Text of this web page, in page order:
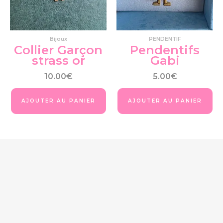
Bijoux
Collier Garçon
strass or
10.00€
AJOUTER AU PANIER
PENDENTIF
Pendentifs
Gabi
5.00€
AJOUTER AU PANIER